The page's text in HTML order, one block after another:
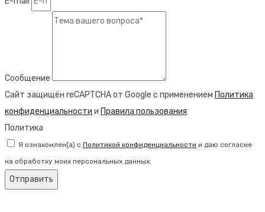
Сообщение
Сайт защищён reCAPTCHA от Google с применением Политика
конфиденциальности и Правила пользования
Политика
Я ознакомлен(а) с Политикой конфиденциальности и даю согласие
на обработку моих персональных данных.
Отправить